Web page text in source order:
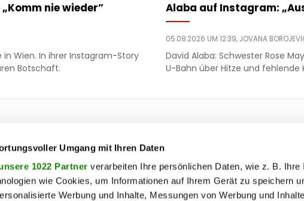
Umgang mit Ihren Daten
1022 Partner verarbeiten Ihre persönlichen Daten, wie z. B.
wie Cookies, um Informationen auf Ihrem Gerät zu speichern
Werbung und Inhalte, Messungen von Werbung und
nie wieder”
Wien. In ihrer Instagram-Story
Botschaft.
Alaba auf Instagram:
05.08.2026 UM 12:39, JOVANA
David Alaba: Schwester Rose
U-Bahn über Hitze und fehlende
Footer
Top
beauty
chronik
fashion
politik
reise
society